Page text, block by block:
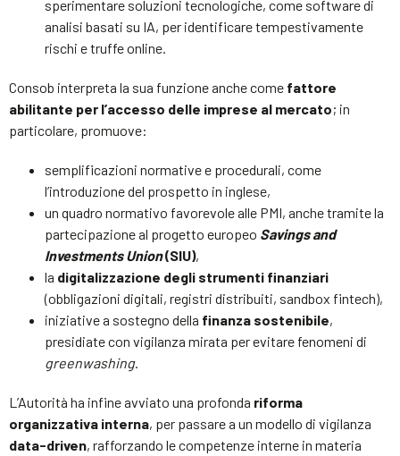
sperimentare soluzioni tecnologiche, come software di
analisi basati su IA, per identificare tempestivamente
rischi e truffe online.
Consob interpreta la sua funzione anche come fattore
abilitante per l’accesso delle imprese al mercato; in
particolare, promuove:
semplificazioni normative e procedurali, come
l’introduzione del prospetto in inglese,
un quadro normativo favorevole alle PMI, anche tramite la
partecipazione al progetto europeo Savings and
Investments Union(SIU),
la digitalizzazione degli strumenti finanziari
(obbligazioni digitali, registri distribuiti, sandbox fintech),
iniziative a sostegno della finanza sostenibile,
presidiate con vigilanza mirata per evitare fenomeni di
greenwashing.
L’Autorità ha infine avviato una profonda riforma
organizzativa interna, per passare a un modello di vigilanza
data-driven, rafforzando le competenze interne in materia